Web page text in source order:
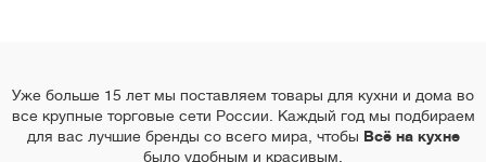
Уже больше 15 лет мы поставляем товары для кухни и дома во
все крупные торговые сети России. Каждый год мы подбираем
для вас лучшие бренды со всего мира, чтобы Всё на кухне
было удобным и красивым.